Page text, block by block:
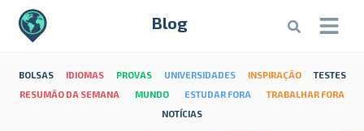
Blog
BOLSAS IDIOMAS PROVAS UNIVERSIDADES INSPIRAÇÃO
TESTES
RESUMÃO DA SEMANA
MUNDO ESTUDAR FORA
TRABALHAR FORA
NOTÍCIAS